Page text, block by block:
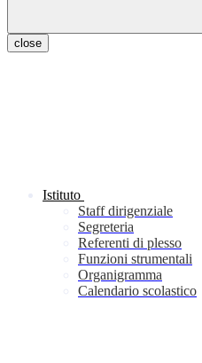
close
Istituto
Staff dirigenziale
Segreteria
Referenti di plesso
Funzioni strumentali
Organigramma
Calendario scolastico